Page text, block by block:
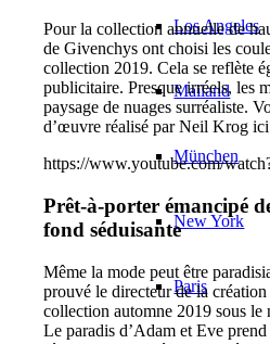
Los Angeles
Mailand
München
New York
Paris
Pour la collection annuelle de
de Givenchys ont choisi les
collection 2019. Cela se reflète
publicitaire. Presque irréels, les
paysage de nuages surréaliste.
d’œuvre réalisé par Neil Krog
https://www.youtube.com/
Prêt-à-porter émancipé
fond séduisante
Même la mode peut être
prouvé le directeur de la
collection automne 2019 sous
Le paradis d’Adam et Eve